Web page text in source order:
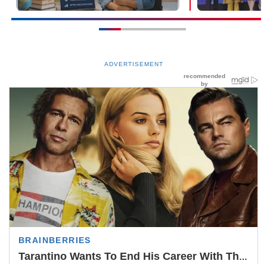
ADVERTISEMENT